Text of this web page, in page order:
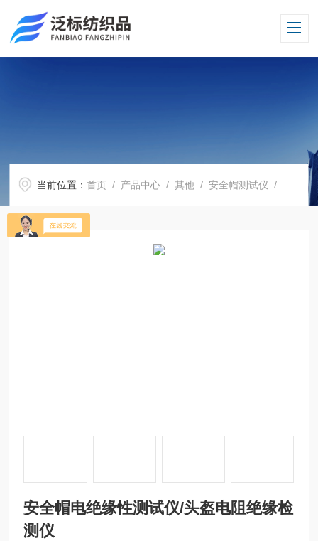
当前位置：首页 / 产品中心 /其他 /安全帽测试仪 / 安全帽电绝缘性测试仪/头盔电阻绝缘检测仪
安全帽电绝缘性测试仪/头盔电阻绝缘检
测仪